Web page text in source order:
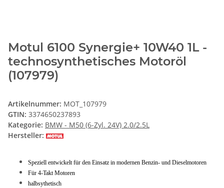
Motul 6100 Synergie+ 10W40 1L -
technosynthetisches Motoröl
(107979)
Artikelnummer: MOT_107979
GTIN: 3374650237893
Kategorie: BMW - M50 (6-Zyl. 24V) 2.0/2.5L
Hersteller:
Speziell entwickelt für den Einsatz in modernen Benzin- und Dieselmotoren
Für 4-Takt Motoren
halbsythetisch